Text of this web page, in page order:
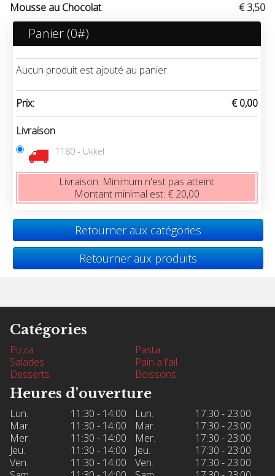
Mousse au Chocolat
€ 3,50
Panier (0#)
Aucun produit est ajouté au panier.
Prix: € 0,00
Livraison
1180 - Ukkel
Livraison: Minimum n'est pas atteint
Montant minimal est: € 20,00
Retourner aux catégories
Retourner aux produits
Catégories
Pizza
Pasta
Salades
Pain a l'ail
Desserts
Boissons
Heures d'ouverture
Lun. 11:30 - 14:00 Lun.
17:30 - 23:00
Mar.
11:30 - 14:00 Mar.
17:30 - 23:00
Mer.
11:30 - 14:00 Mer.
17:30 - 23:00
Jeu.
11:30 - 14:00 Jeu.
17:30 - 23:00
Ven.
11:30 - 14:00 Ven.
17:30 - 23:00